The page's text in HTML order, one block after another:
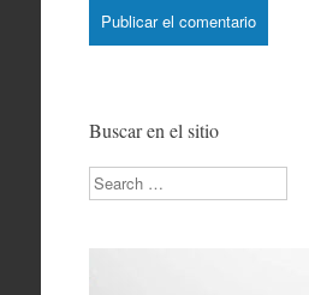
Buscar en el sitio
Search